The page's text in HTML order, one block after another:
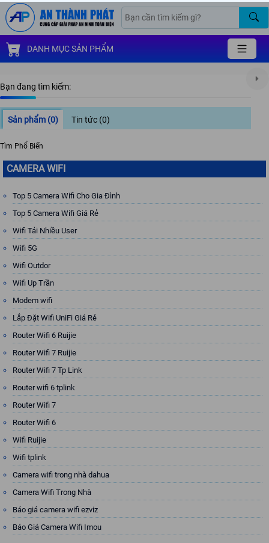
DANH MỤC SẢN PHẨM
Bạn đang tìm kiếm:
Sản phẩm (0) Tin tức (0)
Tìm Phổ Biến
CAMERA WIFI
Top 5 Camera Wifi Cho Gia Đình
Top 5 Camera Wifi Giá Rẻ
Wifi Tải Nhiều User
Wifi 5G
Wifi Outdor
Wifi Up Trần
Modem wifi
Lắp Đặt Wifi UniFi Giá Rẻ
Router Wifi 6 Ruijie
Router Wifi 7 Ruijie
Router Wifi 7 Tp Link
Router wifi 6 tplink
Router Wifi 7
Router Wifi 6
Wifi Ruijie
Wifi tplink
Camera wifi trong nhà dahua
Camera Wifi Trong Nhà
Báo giá camera wifi ezviz
Báo Giá Camera Wifi Imou